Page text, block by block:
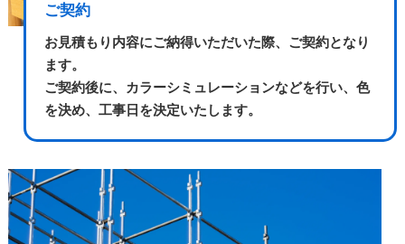
ご契約
お見積もり内容にご納得いただいた際、ご契約となり
ます。
ご契約後に、カラーシミュレーションなどを行い、色
を決め、工事日を決定いたします。